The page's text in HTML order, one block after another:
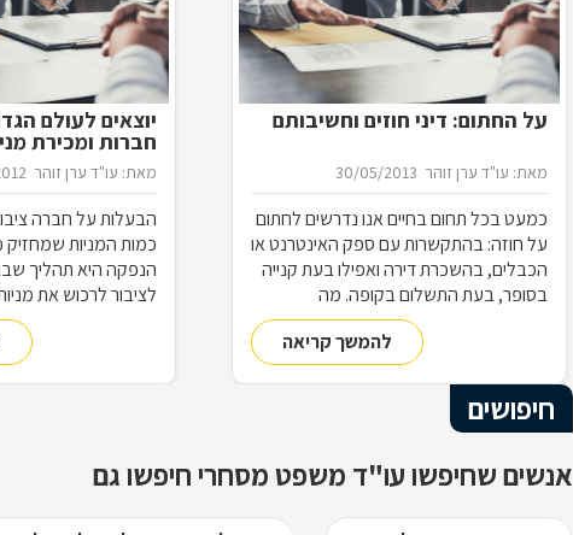
על החתום: דיני חוזים וחשיבותם
מאת: עו"ד ערן זוהר 30/05/2013
כמעט בכל תחום בחיים אנו נדרשים לחתום
על חוזה: בהתקשרות עם ספק האינטרנט או
הכבלים, בהשכרת דירה ואפילו בעת קנייה
בסופר, בעת התשלום בקופה. מה
המשמעות של היותנו צד בחוזה, מתי ניתן
להפר אותו והאם כל הסכם מחייב אותנו
להמשך קריאה
יוצאים לעולם
חברות ומכירת
מאת: עו"ד ערן זוהר
הבעלות על חברה
כמות המניות
הנפקה היא תהליך
לציבור לרכוש את
את התקנות, החוקים
חיפושים
אנשים שחיפשו עו"ד משפט מסחרי חיפשו גם